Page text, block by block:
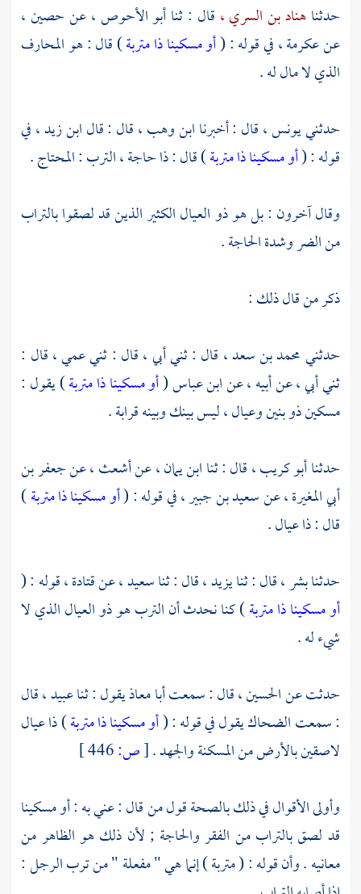
حدثناهناد بن السري ، قال : ثناأبو الأحوص ،عنحصين ،
عنعكرمة ،في قوله : (أو مسكينا ذا متربة) قال : هو المحارف
الذي لا مال له .
حدثنييونس ،قال : أخبرناابن وهب ،قال : قالابن زيد ،في
قوله : (أو مسكينا ذا متربة) قال : ذا حاجة ، الترب : المحتاج .
وقال آخرون : بل هو ذو العيال الكثير الذين قد لصقوا بالتراب
من الضر وشدة الحاجة .
ذكر من قال ذلك :
حدثنيمحمد بن سعد ، قال : ثني أبي ، قال : ثني عمي ، قال :
ثني أبي ، عن أبيه ، عنابن عباس(أو مسكينا ذا متربة) يقول :
مسكين ذو بنين وعيال ، ليس بينك وبينه قرابة .
حدثناأبو كريب ،قال : ثناابن يمان ،عنأشعث ،عنجعفر بن
أبي المغيرة ،عنسعيد بن جبير ،في قوله : (أو مسكينا ذا متربة)
قال : ذا عيال .
حدثنابشر ،قال : ثنايزيد ،قال : ثناسعيد ،عنقتادة ،قوله : (
أو مسكينا ذا متربة) كنا نحدث أن الترب هو ذو العيال الذي لا
شيء له .
حدثت عنالحسين ،قال : سمعتأبا معاذيقول : ثناعبيد ،قال
: سمعتالضحاكيقول في قوله : (أو مسكينا ذا متربة) ذا عيال
لاصقين بالأرض من المسكنة والجهد .[ص:
وأولى الأقوال في ذلك بالصحة قول من قال : عني به : أو مسكينا
قد لصق بالتراب من الفقر والحاجة ; لأن ذلك هو الظاهر من
معانيه . وأن قوله : ( متربة ) إنما هي " مفعلة " من ترب الرجل :